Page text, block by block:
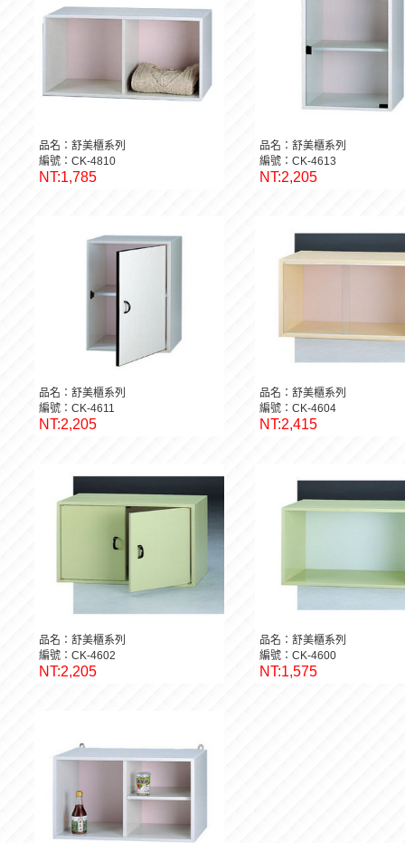
品名：舒美櫃系列
編號：CK-4810
NT:1,785
品名：舒美櫃系列
編號：CK-4613
NT:2,205
品名：舒美櫃系列
編號：CK-4611
NT:2,205
品名：舒美櫃系列
編號：CK-4604
NT:2,415
品名：舒美櫃系列
編號：CK-4602
NT:2,205
品名：舒美櫃系列
編號：CK-4600
NT:1,575